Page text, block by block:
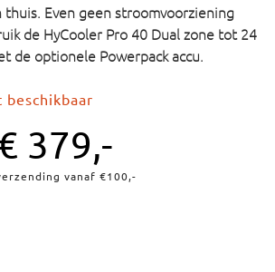
thuis. Even geen stroomvoorziening
de HyCooler Pro 40 Dual zone tot 24
de optionele Powerpack accu.
379,-
vanaf €100,-